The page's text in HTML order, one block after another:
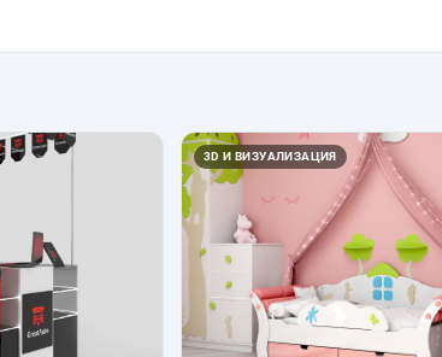
3D И ВИЗУАЛИЗАЦИЯ